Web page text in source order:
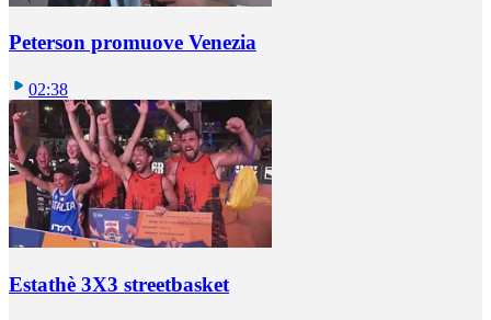
Peterson promuove Venezia
02:38
Estathè 3X3 streetbasket